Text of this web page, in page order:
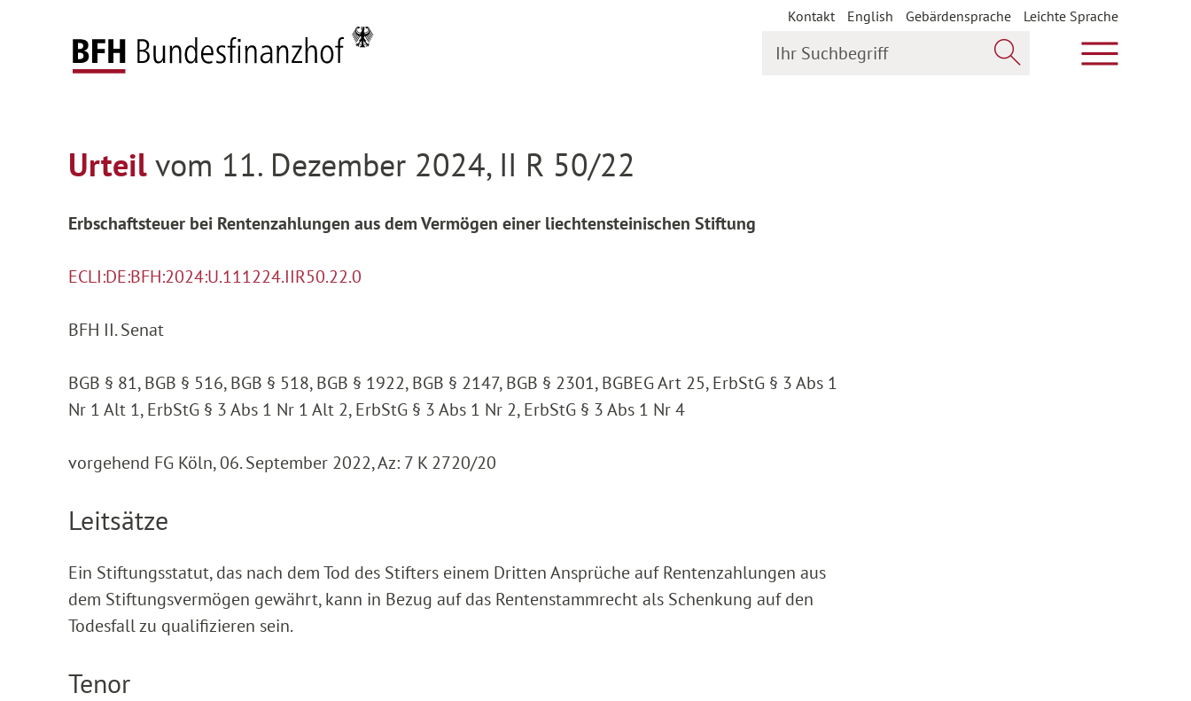
Kontakt English Gebärdensprache
Leichte Sprache
Hauptmenü
Startseite
Urteilvom 11. Dezember 2024, II R 50/22
Erbschaftsteuer bei Rentenzahlungen aus dem Vermögen einer liechtensteinischen Stiftung
ECLI:DE:BFH:2024:U.111224.IIR50.22.0
BFH II. Senat
BGB § 81, BGB § 516, BGB § 518, BGB § 1922, BGB § 2147, BGB § 2301, BGBEG Art 25, ErbStG § 3 Abs 1
Nr 1 Alt 1, ErbStG § 3 Abs 1 Nr 1 Alt 2, ErbStG § 3 Abs 1 Nr 2, ErbStG § 3 Abs 1 Nr 4
vorgehend FG Köln, 06. September 2022, Az: 7 K 2720/20
Leitsätze
Ein Stiftungsstatut, das nach dem Tod des Stifters einem Dritten Ansprüche auf Rentenzahlungen aus
dem Stiftungsvermögen gewährt, kann in Bezug auf das Rentenstammrecht als Schenkung auf den
Todesfall zu qualifizieren sein.
Tenor